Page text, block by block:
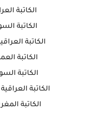
الكاتبة
الكاتبة
الكاتبة
الكاتبة
الكاتبة
الكاتبة
الكاتبة